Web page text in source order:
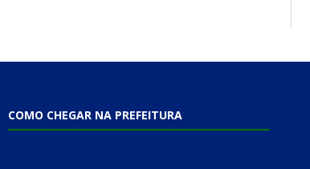
COMO CHEGAR NA PREFEITURA